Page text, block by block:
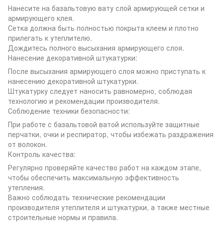
Нанесите на базальтовую вату слой армирующей сетки и
армирующего клея.
Сетка должна быть полностью покрыта клеем и плотно
прилегать к утеплителю.
Дождитесь полного высыхания армирующего слоя.
Нанесение декоративной штукатурки:
После высыхания армирующего слоя можно приступать к
нанесению декоративной штукатурки.
Штукатурку следует наносить равномерно, соблюдая
технологию и рекомендации производителя.
Соблюдение техники безопасности:
При работе с базальтовой ватой используйте защитные
перчатки, очки и респиратор, чтобы избежать раздражения
от волокон.
Контроль качества:
Регулярно проверяйте качество работ на каждом этапе,
чтобы обеспечить максимальную эффективность
утепления.
Важно соблюдать технические рекомендации
производителя утеплителя и штукатурки, а также местные
строительные нормы и правила.